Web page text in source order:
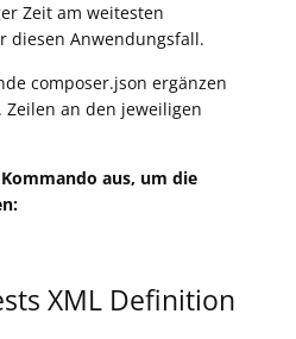
Zeit am weitesten
diesen Anwendungsfall.
composer.json ergänzen
an den jeweiligen
aus, um die
XML Definition